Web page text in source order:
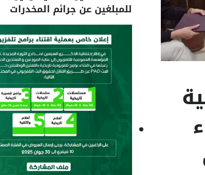
للمبلغين عن جرائم المخدرات